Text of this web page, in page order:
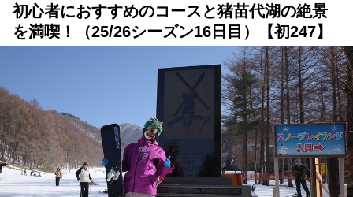
初心者におすすめのコースと猪苗代湖の絶景
を満喫！（25/26シーズン16日目）【初247】